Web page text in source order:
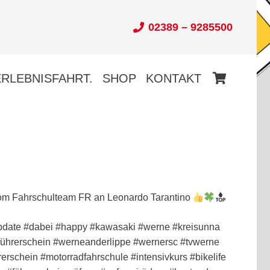
02389 – 9285500
SHOP KONTAKT
Fahrschulteam FR an Leonardo Tarantino
#dabei #happy #kawasaki #werne #kreisunna
#werneanderlippe #wernersc #tvwerne
#motorradfahrschule #intensivkurs #bikelife